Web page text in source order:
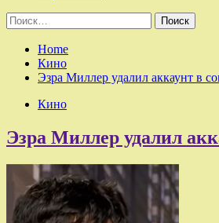
Найти:
Home
Кино
Эзра Миллер удалил аккаунт в
Кино
Эзра Миллер удалил